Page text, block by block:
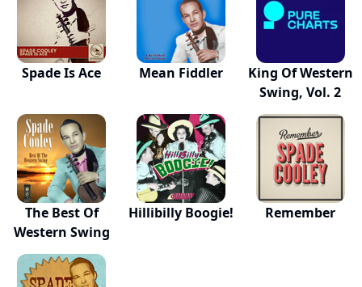
Spade Is Ace Mean Fiddler
King Of Western
Swing, Vol. 2
The Best Of
Western Swing
Hillibilly Boogie! Remember